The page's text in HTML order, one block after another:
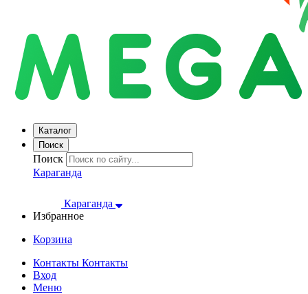
Каталог
Поиск
Поиск
Караганда
Караганда
Избранное
Корзина
Контакты Контакты
Вход
Меню